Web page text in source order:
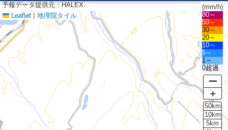
Leaflet | 地理院タイル
(mm/h)
80～
50～
30～
20～
10～
5～
1～
0超過
ー
＋
50km
10km
5km
予報データ提供元：HALEX